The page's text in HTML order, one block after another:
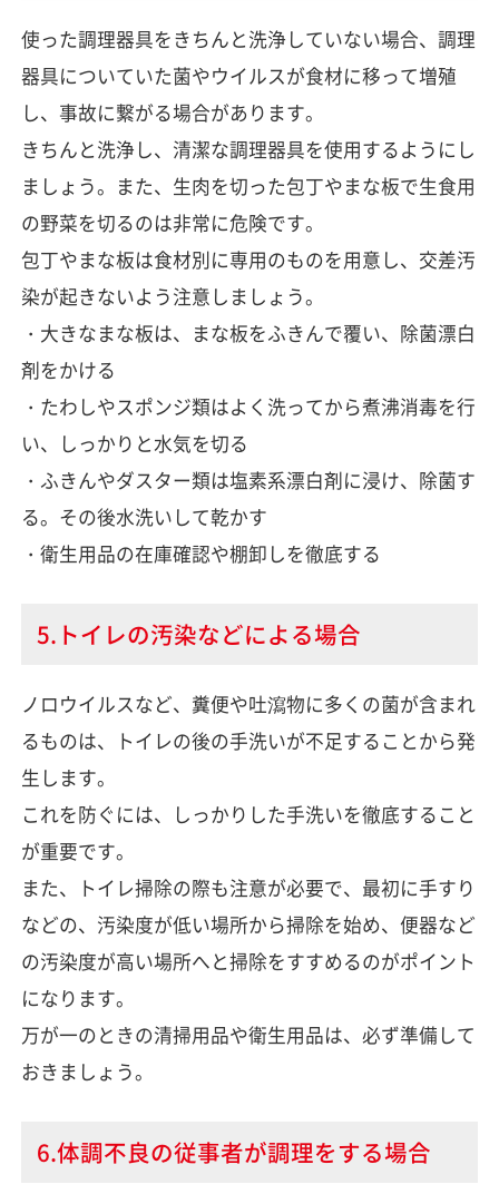
使った調理器具をきちんと洗浄していない場合、調理
器具についていた菌やウイルスが食材に移って増殖
し、事故に繋がる場合があります。
きちんと洗浄し、清潔な調理器具を使用するようにし
ましょう。また、生肉を切った包丁やまな板で生食用
の野菜を切るのは非常に危険です。
包丁やまな板は食材別に専用のものを用意し、交差汚
染が起きないよう注意しましょう。
・大きなまな板は、まな板をふきんで覆い、除菌漂白
剤をかける
・たわしやスポンジ類はよく洗ってから煮沸消毒を行
い、しっかりと水気を切る
・ふきんやダスター類は塩素系漂白剤に浸け、除菌す
る。その後水洗いして乾かす
・衛生用品の在庫確認や棚卸しを徹底する
5.トイレの汚染などによる場合
ノロウイルスなど、糞便や吐瀉物に多くの菌が含まれ
るものは、トイレの後の手洗いが不足することから発
生します。
これを防ぐには、しっかりした手洗いを徹底すること
が重要です。
また、トイレ掃除の際も注意が必要で、最初に手すり
などの、汚染度が低い場所から掃除を始め、便器など
の汚染度が高い場所へと掃除をすすめるのがポイント
になります。
万が一のときの清掃用品や衛生用品は、必ず準備して
おきましょう。
6.体調不良の従事者が調理をする場合